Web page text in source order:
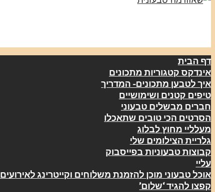
דף הבית
אינדקס קטגוריות מתכונים
איך לטבען מתכונים- המדריך
טיפים קטנים ושימושיים
חברים מבשלים טבעוני
הסרטים הכי טובים שתאכלו
מעלליי מחוץ לבלוג
גלריית הצילומים שלי
קבוצות טבעוניות בפייסבוק
עליי
אוכל טבעוני מוכן להזמנת משלוחים וקייטרינג לאירועים
קפצו להגיד ‘שלום’